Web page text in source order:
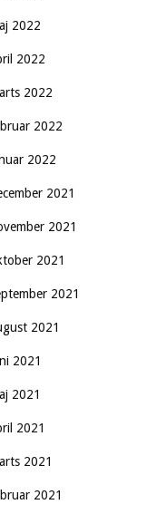
2022
2022
2022
2022
2022
2021
2021
2021
2021
2021
2021
2021
2021
2021
2021